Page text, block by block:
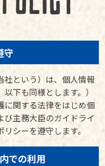
守
社という）は、個人情報
下も同様とします。）
に関する法律をはじめ個
び主務大臣のガイドライ
シーを遵守します。
での利用